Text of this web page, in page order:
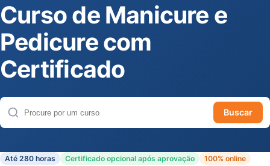
Curso de Manicure e
Pedicure com
Certificado
Buscar cursos
Buscar
Até 280 horas Certificado opcional após aprovação 100% online